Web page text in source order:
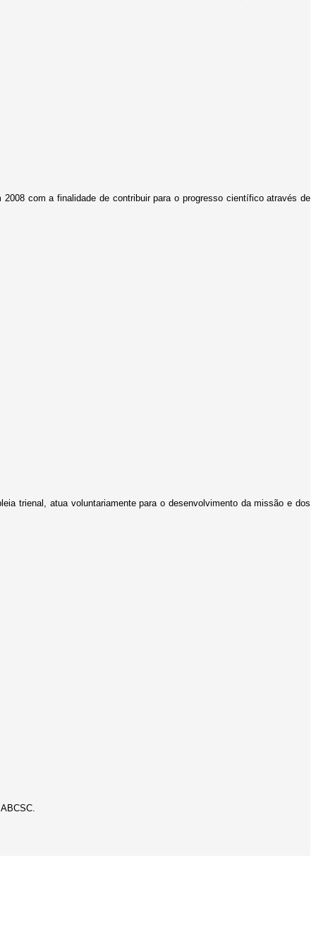
com a finalidade de contribuir para o progresso científico através de
trienal, atua voluntariamente para o desenvolvimento da missão e dos